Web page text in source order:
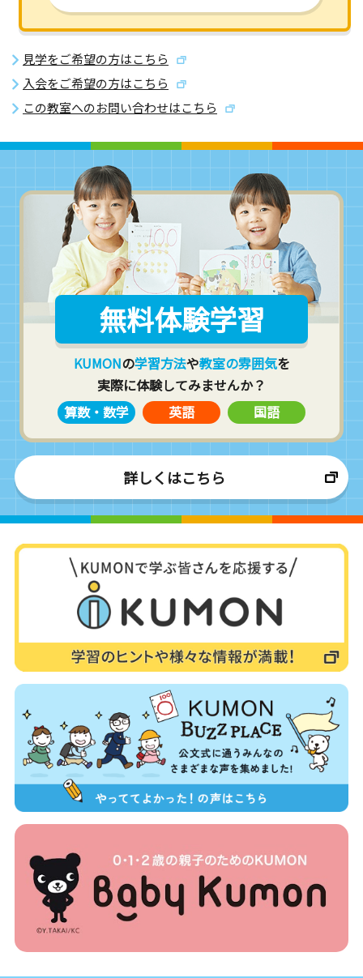
見学をご希望の方はこちら
入会をご希望の方はこちら
この教室へのお問い合わせはこちら
無料体験学習
KUMONの学習方法や教室の雰囲気を
実際に体験してみませんか？
算数・数学
英語 国語
詳しくはこちら